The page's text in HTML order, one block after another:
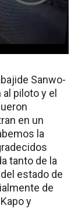
Sanwo-
piloto y el
en un
la
tanto de la
estado de
de
y